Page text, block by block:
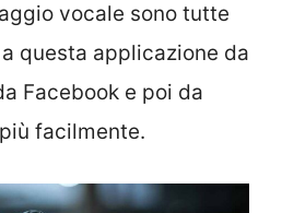
vocale sono tutte
questa applicazione da
Facebook e poi da
facilmente.